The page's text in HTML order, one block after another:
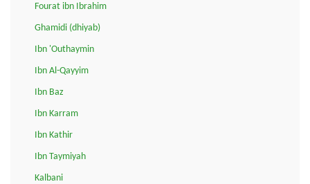
Fourat ibn Ibrahim
Ghamidi (dhiyab)
Ibn 'Outhaymin
Ibn Al-Qayyim
Ibn Baz
Ibn Karram
Ibn Kathir
Ibn Taymiyah
Kalbani